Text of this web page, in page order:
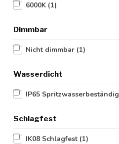
6000K (1)
Dimmbar
Nicht dimmbar (1)
Wasserdicht
IP65 Spritzwasserbeständig
Schlagfest
IK08 Schlagfest (1)